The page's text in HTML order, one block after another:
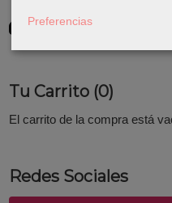
GRATIS *
Tu Carrito (0)
El carrito de la compra está
Redes Sociales
Preferencias